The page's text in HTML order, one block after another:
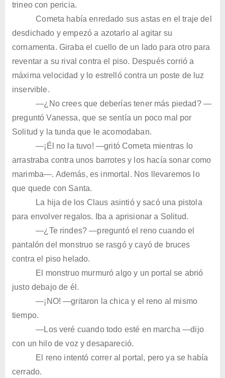
trineo con pericia.
Cometa había enredado sus astas en el traje del
desdichado y empezó a azotarlo al agitar su
cornamenta. Giraba el cuello de un lado para otro para
reventar a su rival contra el piso. Después corrió a
máxima velocidad y lo estrelló contra un poste de luz
inservible.
—¿No crees que deberías tener más piedad? —
preguntó Vanessa, que se sentía un poco mal por
Solitud y la tunda que le acomodaban.
—¡Él no la tuvo! —gritó Cometa mientras lo
arrastraba contra unos barrotes y los hacía sonar como
marimba—. Además, es inmortal. Nos llevaremos lo
que quede con Santa.
La hija de los Claus asintió y sacó una pistola
para envolver regalos. Iba a aprisionar a Solitud.
—¿Te rindes? —preguntó el reno cuando el
pantalón del monstruo se rasgó y cayó de bruces
contra el piso helado.
El monstruo murmuró algo y un portal se abrió
justo debajo de él.
—¡NO! —gritaron la chica y el reno al mismo
tiempo.
—Los veré cuando todo esté en marcha —dijo
con un hilo de voz y desapareció.
El reno intentó correr al portal, pero ya se había
cerrado.